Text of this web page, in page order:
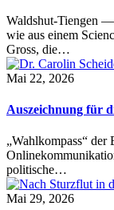
Waldshut-Tiengen
wie aus einem
Gross, die…
Mai 22, 2026
Auszeichnung für
„Wahlkompass“ der
politische…
Mai 29, 2026